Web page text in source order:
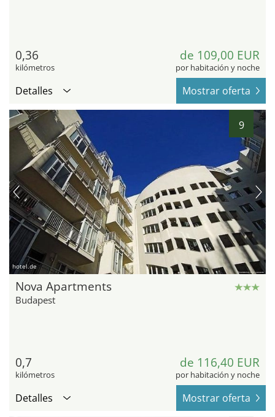
0,36
kilómetros
de 109,00 EUR
por habitación y noche
Detalles Mostrar oferta
9
hotel.de
Nova Apartments
Budapest
0,7
kilómetros
de 116,40 EUR
por habitación y noche
Detalles Mostrar oferta